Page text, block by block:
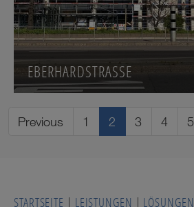
EBERHARDSTRASSE
Previous 1 2 3 4 5
STARTSEITE | LEISTUNGEN | LÖSUNGEN